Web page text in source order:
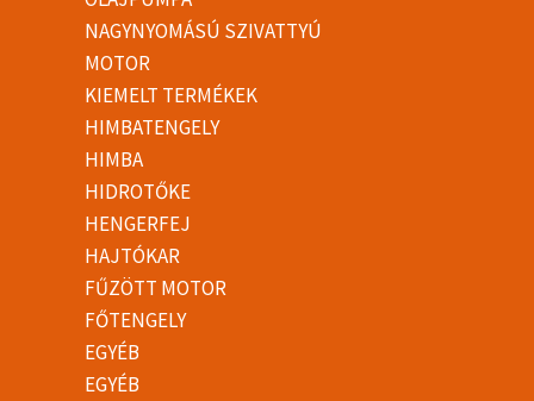
NAGYNYOMÁSÚ SZIVATTYÚ
MOTOR
KIEMELT TERMÉKEK
HIMBATENGELY
HIMBA
HIDROTŐKE
HENGERFEJ
HAJTÓKAR
FŰZÖTT MOTOR
FŐTENGELY
EGYÉB
EGYÉB